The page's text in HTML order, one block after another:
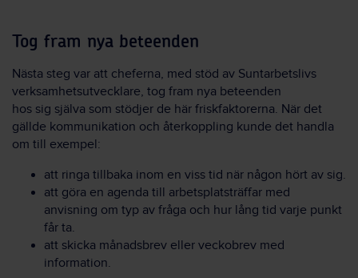
Tog fram nya beteenden
Nästa steg var att cheferna, med stöd av Suntarbetslivs
verksamhetsutvecklare, tog fram nya beteenden
hos sig själva som stödjer de här friskfaktorerna. När det
gällde kommunikation och återkoppling kunde det handla
om till exempel:
att ringa tillbaka inom en viss tid när någon hört av sig.
att göra en agenda till arbetsplatsträffar med
anvisning om typ av fråga och hur lång tid varje punkt
får ta.
att skicka månadsbrev eller veckobrev med
information.